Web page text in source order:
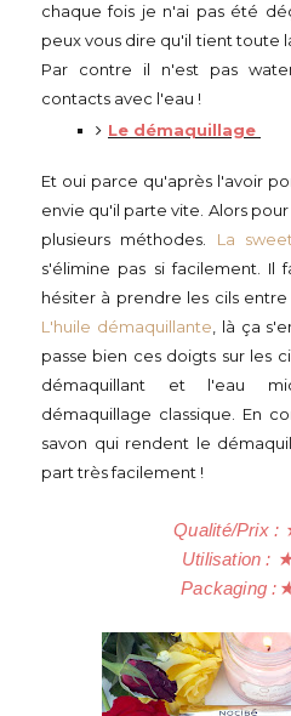
chaque fois je n'ai pas été
peux vous dire qu'il tient toute
Par contre il n'est pas
contacts avec l'eau !
Le démaquillage
Et oui parce qu'après l'avoir
envie qu'il parte vite. Alors
plusieurs méthodes. La
s'élimine pas si facilement.
hésiter à prendre les cils
L'huile démaquillante , là ça
passe bien ces doigts sur les
démaquillant et l'eau
démaquillage classique. En
savon qui rendent le
part très facilement !
Qualité/Prix :
Utilisation :
Packaging :